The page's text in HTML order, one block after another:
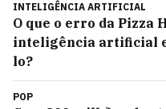
INTELIGÊNCIA ARTIFICIAL
O que o erro da Pizza
inteligência artificial
lo?
POP